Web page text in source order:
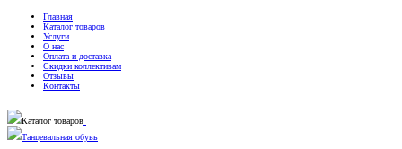
Главная
Каталог товаров
Услуги
О нас
Оплата и доставка
Скидки коллективам
Отзывы
Контакты
Каталог товаров
Танцевальная обувь